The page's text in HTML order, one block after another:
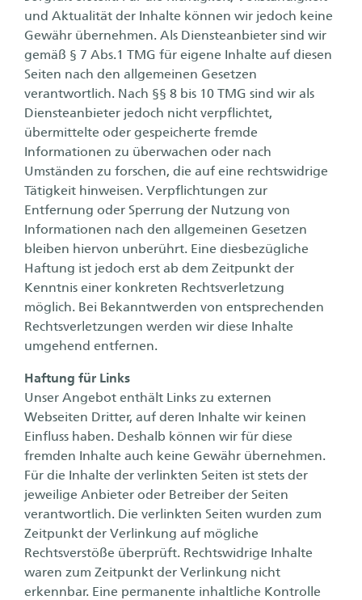
und Aktualität der Inhalte können wir jedoch keine
Gewähr übernehmen. Als Diensteanbieter sind wir
gemäß § 7 Abs.1 TMG für eigene Inhalte auf diesen
Seiten nach den allgemeinen Gesetzen
verantwortlich. Nach §§ 8 bis 10 TMG sind wir als
Diensteanbieter jedoch nicht verpflichtet,
übermittelte oder gespeicherte fremde
Informationen zu überwachen oder nach
Umständen zu forschen, die auf eine rechtswidrige
Tätigkeit hinweisen. Verpflichtungen zur
Entfernung oder Sperrung der Nutzung von
Informationen nach den allgemeinen Gesetzen
bleiben hiervon unberührt. Eine diesbezügliche
Haftung ist jedoch erst ab dem Zeitpunkt der
Kenntnis einer konkreten Rechtsverletzung
möglich. Bei Bekanntwerden von entsprechenden
Rechtsverletzungen werden wir diese Inhalte
umgehend entfernen.
Haftung für Links
Unser Angebot enthält Links zu externen
Webseiten Dritter, auf deren Inhalte wir keinen
Einfluss haben. Deshalb können wir für diese
fremden Inhalte auch keine Gewähr übernehmen.
Für die Inhalte der verlinkten Seiten ist stets der
jeweilige Anbieter oder Betreiber der Seiten
verantwortlich. Die verlinkten Seiten wurden zum
Zeitpunkt der Verlinkung auf mögliche
Rechtsverstöße überprüft. Rechtswidrige Inhalte
waren zum Zeitpunkt der Verlinkung nicht
erkennbar. Eine permanente inhaltliche Kontrolle